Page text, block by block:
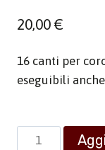
20,00€
16 canti per
eseguibili
Composizioni